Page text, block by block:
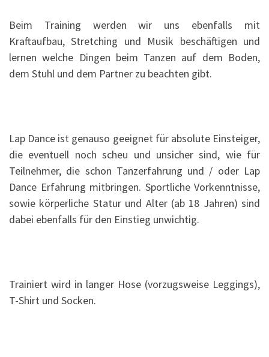
Beim Training werden wir uns ebenfalls mit
Kraftaufbau, Stretching und Musik beschäftigen und
lernen welche Dingen beim Tanzen auf dem Boden,
dem Stuhl und dem Partner zu beachten gibt.
Lap Dance ist genauso geeignet für absolute Einsteiger,
die eventuell noch scheu und unsicher sind, wie für
Teilnehmer, die schon Tanzerfahrung und / oder Lap
Dance Erfahrung mitbringen. Sportliche Vorkenntnisse,
sowie körperliche Statur und Alter (ab 18 Jahren) sind
dabei ebenfalls für den Einstieg unwichtig.
Trainiert wird in langer Hose (vorzugsweise Leggings),
T-Shirt und Socken.